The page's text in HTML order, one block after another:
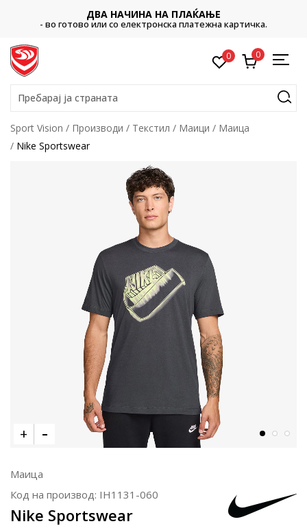
ДВА НАЧИНА НА ПЛАЌАЊЕ
- во готово или со електронска платежна картичка.
0 0
Пребарај ја страната
Sport Vision Производи Текстил Маици
Маица
Nike Sportswear
Маица
Код на производ: IH1131-060
Nike Sportswear